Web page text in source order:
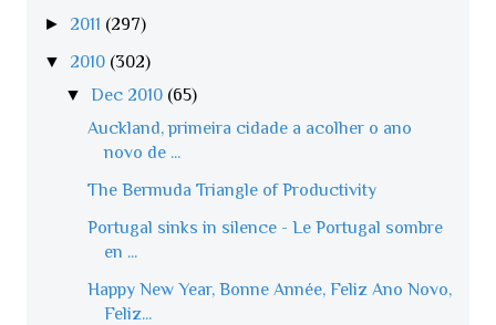
► 2011 (297)
▼ 2010 (302)
▼Dec 2010 (65)
Auckland, primeira cidade a acolher o ano
novo de ...
The Bermuda Triangle of Productivity
Portugal sinks in silence - Le Portugal sombre
en ...
Happy New Year, Bonne Année, Feliz Ano Novo,
Feliz...